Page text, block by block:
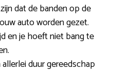
dat de banden op de
auto worden gezet.
en je hoeft niet bang te
duur gereedschap